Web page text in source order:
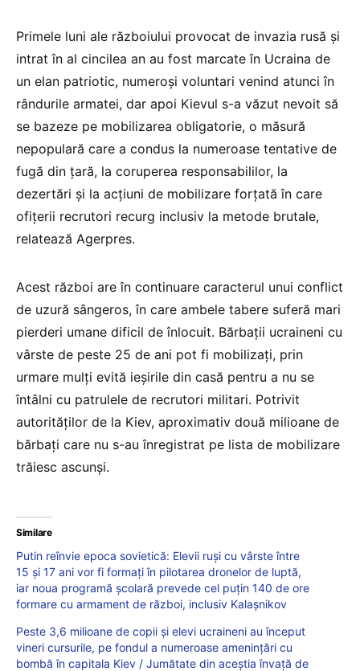
Primele luni ale războiului provocat de invazia rusă şi
intrat în al cincilea an au fost marcate în Ucraina de
un elan patriotic, numeroşi voluntari venind atunci în
rândurile armatei, dar apoi Kievul s-a văzut nevoit să
se bazeze pe mobilizarea obligatorie, o măsură
nepopulară care a condus la numeroase tentative de
fugă din ţară, la coruperea responsabililor, la
dezertări şi la acţiuni de mobilizare forţată în care
ofiţerii recrutori recurg inclusiv la metode brutale,
relatează Agerpres.
Acest război are în continuare caracterul unui conflict
de uzură sângeros, în care ambele tabere suferă mari
pierderi umane dificil de înlocuit. Bărbaţii ucraineni cu
vârste de peste 25 de ani pot fi mobilizaţi, prin
urmare mulţi evită ieşirile din casă pentru a nu se
întâlni cu patrulele de recrutori militari. Potrivit
autorităţilor de la Kiev, aproximativ două milioane de
bărbaţi care nu s-au înregistrat pe lista de mobilizare
trăiesc ascunşi.
Similare
Putin reînvie epoca sovietică: Elevii ruşi cu vârste între
15 şi 17 ani vor fi formaţi în pilotarea dronelor de luptă,
iar noua programă școlară prevede cel puţin 140 de ore
formare cu armament de război, inclusiv Kalaşnikov
Peste 3,6 milioane de copii și elevi ucraineni au început
vineri cursurile, pe fondul a numeroase amenințări cu
bombă în capitala Kiev / Jumătate din aceștia învață de